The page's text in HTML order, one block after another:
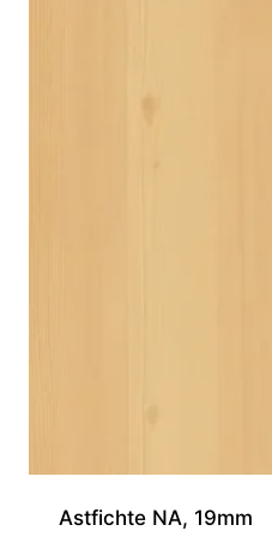
Astfichte NA, 19mm